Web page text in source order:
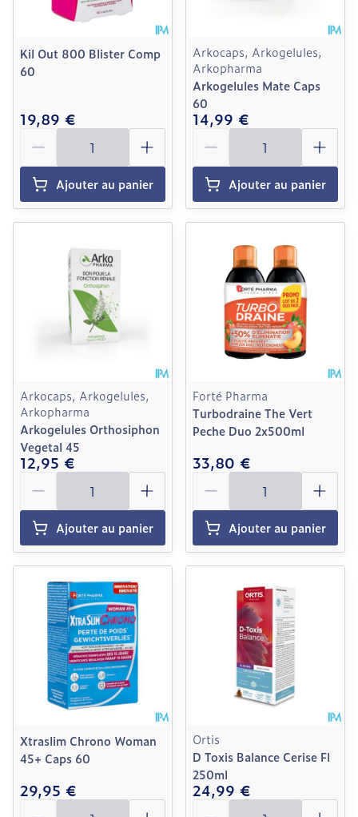
Kil Out 800 Blister Comp
60
19,89 €
Quantité
Ajouter au panier
Arkocaps, Arkogelules,
Arkopharma
Arkogelules Mate Caps
60
14,99 €
Quantité
Ajouter au panier
Arkocaps, Arkogelules,
Arkopharma
Arkogelules Orthosiphon
Vegetal 45
12,95 €
Quantité
Ajouter au panier
Forté Pharma
Turbodraine The Vert
Peche Duo 2x500ml
33,80 €
Quantité
Ajouter au panier
Xtraslim Chrono Woman
45+ Caps 60
29,95 €
Quantité
Ortis
D Toxis Balance Cerise Fl
250ml
24,99 €
Quantité